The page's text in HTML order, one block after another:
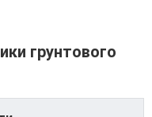
грунтового